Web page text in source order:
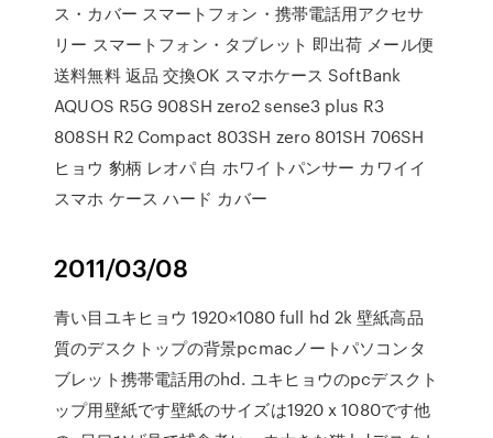
ス・カバー スマートフォン・携帯電話用アクセサ
リー スマートフォン・タブレット 即出荷 メール便
送料無料 返品 交換OK スマホケース SoftBank
AQUOS R5G 908SH zero2 sense3 plus R3
808SH R2 Compact 803SH zero 801SH 706SH
ヒョウ 豹柄 レオパ 白 ホワイトパンサー カワイイ
スマホ ケース ハード カバー
2011/03/08
青い目ユキヒョウ 1920×1080 full hd 2k 壁紙高品
質のデスクトップの背景pcmacノートパソコンタ
ブレット携帯電話用のhd. ユキヒョウのpcデスクト
ップ用壁紙です壁紙のサイズは1920 x 1080です他